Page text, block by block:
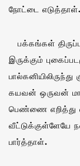
நோட்டை எடுத்தாள்.
பக்கங்கள்
இருக்கும்
கயவன் ஒருவன்
பெண்ணை எறித்து
வீட்டுக்குள்ளேயே
பார்த்தாள்.